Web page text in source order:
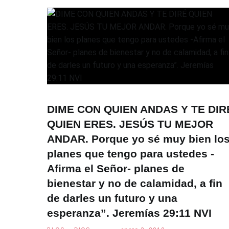
DIME CON QUIEN ANDAS Y TE
QUIEN ERES. JESÚS TU MEJOR
ANDAR. Porque yo sé muy bien
planes que tengo para ustedes -
Afirma el Señor- planes de
bienestar y no de calamidad, a fin
de darles un futuro y una
esperanza”. Jeremías 29:11 NVI